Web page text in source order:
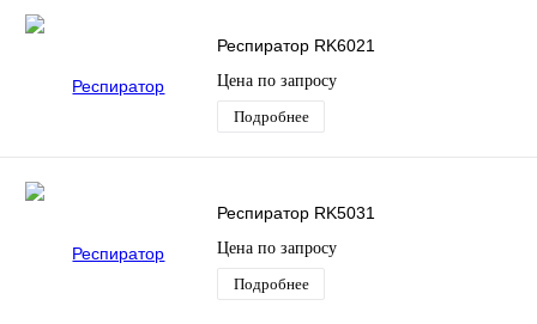
Респиратор RK6021
Цена по запросу
Подробнее
Респиратор RK5031
Цена по запросу
Подробнее